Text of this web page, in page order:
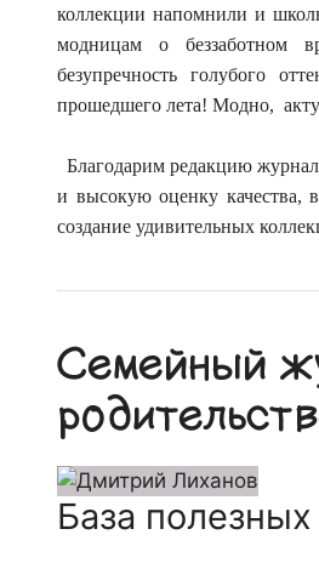
коллекции напомнили и
модницам о беззаботном
безупречность голубого
прошедшего лета! Модно,
Благодарим редакцию
и высокую оценку качества,
создание удивительных
Семейный
База